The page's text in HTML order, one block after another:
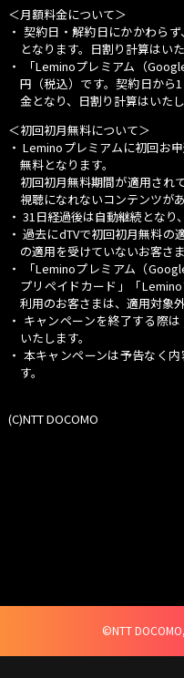
・顔写真付きクレジットカード
・顔写真付き学生証
※個人番号カード（マイナンバー
表面(写真のある方)のみをご提
・本人確認の際に本人確認書類
ていただきます。その場合、
いたしません。
います。 ご来場のお客さまに
とご協力を何卒よろしくお願い
■応募者の情報の取扱い
当社は、本特典の運営に関連して取
ていることの確認、応募者へのご
典の運営に関する目的のために利
よび特典実施の検討の目的で、
ます。
なお、当社は、応募者の個人情
安全管理のために必要かつ適切な
な理由がある場合を除き、応募
務委託先を除く）への提供はいた
■その他
本キャンペーンは株式会社NTTド
がありません。
＜月額料金について＞
・ 契約日・解約日にかかわら
となります。日割り計算はい
・
「Leminoプレミアム（
円（税込）です。契約日から
金となり、日割り計算はいたし
＜初回初月無料について＞
・ Leminoプレミアムに初回お
無料となります。
初回初月無料期間が適用され
視聴になれないコンテンツが
・ 31日経過後は自動継続となり
・ 過去にdTVで初回初月無料
の適用を受けていないお客さ
・
「Leminoプレミアム（
プリペイドカード」「
利用のお客さまは、適用対象外
・ キャンペーンを終了する際
いたします。
・ 本キャンペーンは予告なく
す。
(C)NTT DOCOMO
©NTT